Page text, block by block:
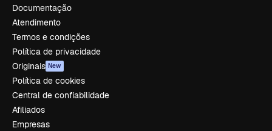
Documentação
Atendimento
Termos e condições
Política de privacidade
Originais New
Política de cookies
Central de confiabilidade
Afiliados
Empresas